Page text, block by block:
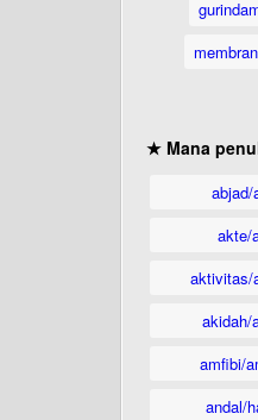
membran
★ Mana
abjad/
akte/
aktivitas/
akidah/
amfibi/
andal/